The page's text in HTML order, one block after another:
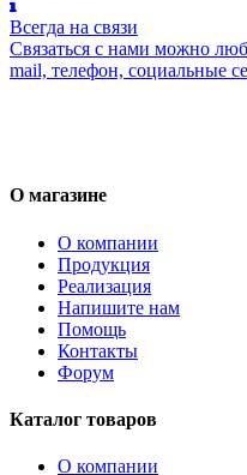
Всегда на связи
Связаться с нами можно
mail, телефон, социальные
О магазине
О компании
Продукция
Реализация
Напишите нам
Помощь
Контакты
Форум
Каталог товаров
О компании